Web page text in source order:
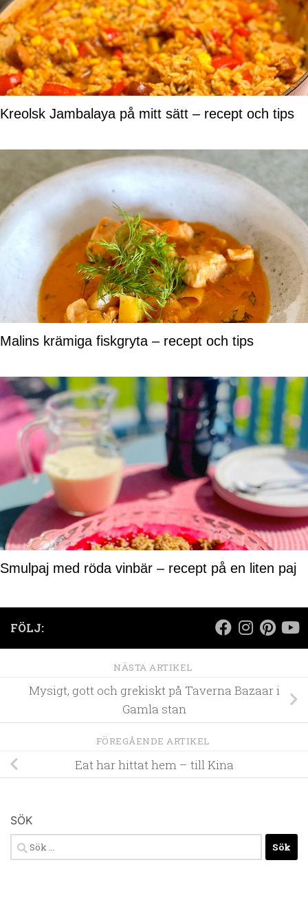
Kreolsk Jambalaya på mitt sätt – recept och tips
Malins krämiga fiskgryta – recept och tips
Smulpaj med röda vinbär – recept på en liten paj
FÖLJ:
NÄSTA ARTIKEL
Mysigt, gott och grekiskt på Taverna Bazaar i
Gamla stan
FÖREGÅENDE ARTIKEL
Eat har hittat hem – till Kina
SÖK
Sök
efter: